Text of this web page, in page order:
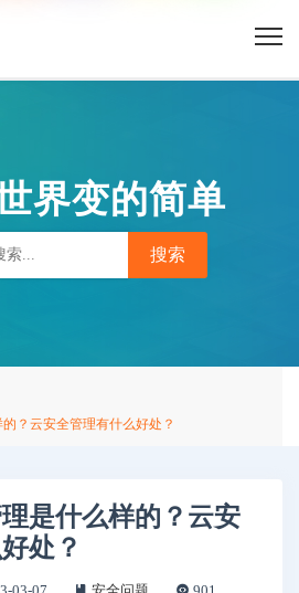
界变的简单
？云安全管理有什么好处？
是什么样的？云安
处？